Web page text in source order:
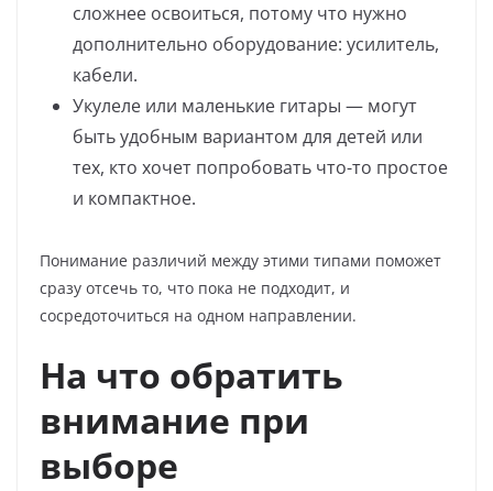
сложнее освоиться, потому что нужно
дополнительно оборудование: усилитель,
кабели.
Укулеле или маленькие гитары — могут
быть удобным вариантом для детей или
тех, кто хочет попробовать что-то простое
и компактное.
Понимание различий между этими типами поможет
сразу отсечь то, что пока не подходит, и
сосредоточиться на одном направлении.
На что обратить
внимание при
выборе